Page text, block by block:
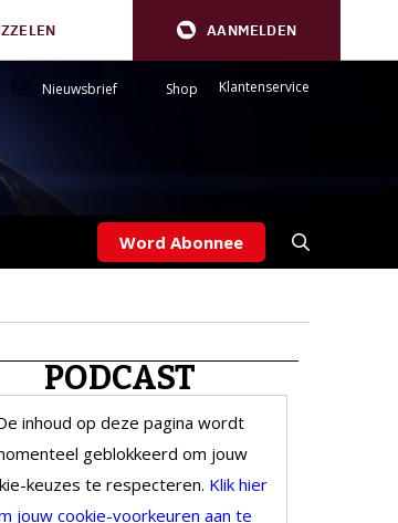
AANMELDEN
Nieuwsbrief Shop Klantenservice
Word Abonnee
PODCAST
inhoud op deze pagina wordt
geblokkeerd om jouw
keuzes te respecteren. Klik hier
jouw cookie-voorkeuren aan te